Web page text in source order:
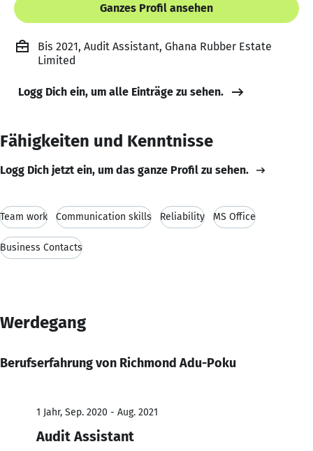
Ganzes Profil ansehen
Bis 2021, Audit Assistant, Ghana Rubber Estate
Limited
Logg Dich ein, um alle Einträge zu sehen.
Fähigkeiten und Kenntnisse
Logg Dich jetzt ein, um das ganze Profil zu sehen.
Team work Communication skills Reliability MS Office
Business Contacts
Werdegang
Berufserfahrung von Richmond Adu-Poku
1 Jahr, Sep. 2020 - Aug. 2021
Audit Assistant